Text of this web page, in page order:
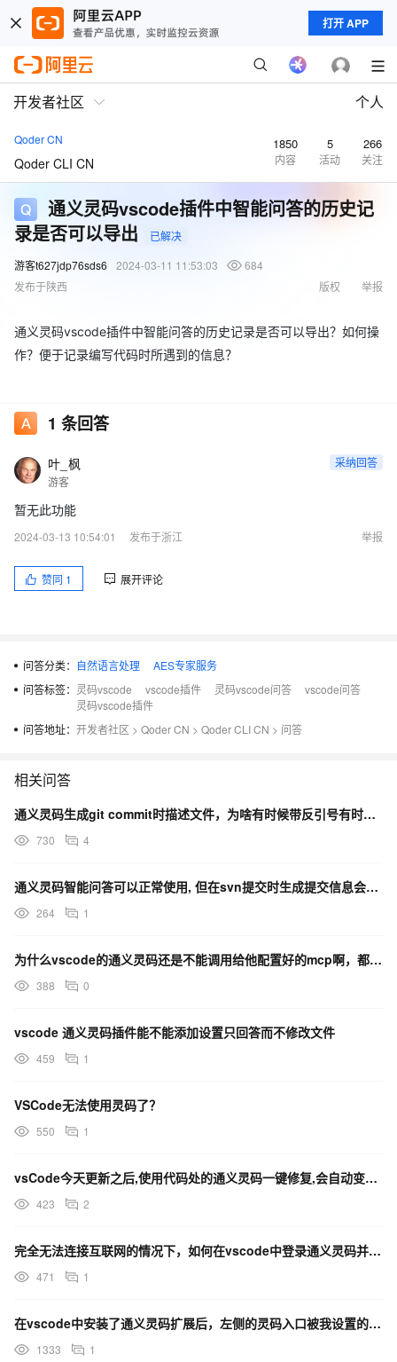
打开 APP
开发者社区 个人
Qoder CN
Qoder CLI CN
1850
内容
5
活动
266
关注
通义灵码vscode插件中智能问答的历史记
录是否可以导出
已解决
游客t627jdp76sds6
2024-03-11 11:53:03
684
发布于陕西
举报
版权
通义灵码vscode插件中智能问答的历史记录是否可以导出？如何操
作？便于记录编写代码时所遇到的信息？
1 条回答
叶_枫
游客
采纳回答
暂无此功能
2024-03-13 10:54:01
发布于浙江 举报
赞同 1 展开评论
问答分类： 自然语言处理
AES专家服务
问答标签： 灵码vscode vscode插件 灵码vscode问答
vscode问答
灵码vscode插件
问答地址： 开发者社区 > Qoder CN > Qoder CLI CN > 问答
相关问答
通义灵码生成git commit时描述文件，为啥有时候带反引号有时候不带，vscode和idea都有
730 4
通义灵码智能问答可以正常使用, 但在svn提交时生成提交信息会提示连接超时, 已经按照文档测试服务连
264 1
为什么vscode的通义灵码还是不能调用给他配置好的mcp啊，都显示连接上了
388 0
vscode 通义灵码插件能不能添加设置只回答而不修改文件
459 1
VSCode无法使用灵码了？
550 1
vsCode今天更新之后,使用代码处的通义灵码一键修复,会自动变换模型
423 2
完全无法连接互联网的情况下，如何在vscode中登录通义灵码并远程链接到内网超算服务器上的大模型？
471 1
在vscode中安装了通义灵码扩展后，左侧的灵码入口被我设置的消失了，我应该从哪里恢复灵码的入口？
1333 1